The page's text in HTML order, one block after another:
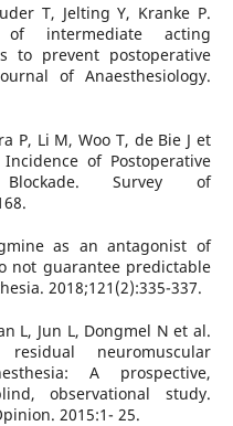
T, Jelting Y, Kranke P.
of intermediate acting
to prevent postoperative
of Anaesthesiology.
P, Li M, Woo T, de Bie J et
of Postoperative
Blockade. Survey of
as an antagonist of
not guarantee predictable
2018;121(2):335-337.
L, Jun L, Dongmel N et al.
neuromuscular
A prospective,
observational study.
2015:1- 25.